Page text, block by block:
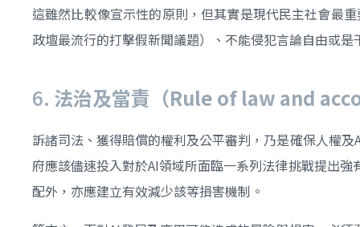
這雖然比較像宣示性的原則，但其實是現代民主社會最
政壇最流行的打擊假新聞議題）、不能侵犯言論自由或
6. 法治及當責（Rule of law and
訴諸司法、獲得賠償的權利及公平審判，乃是確保人權
府應該儘速投入對於AI領域所面臨一系列法律挑戰提出
配外，亦應建立有效減少該等損害機制。